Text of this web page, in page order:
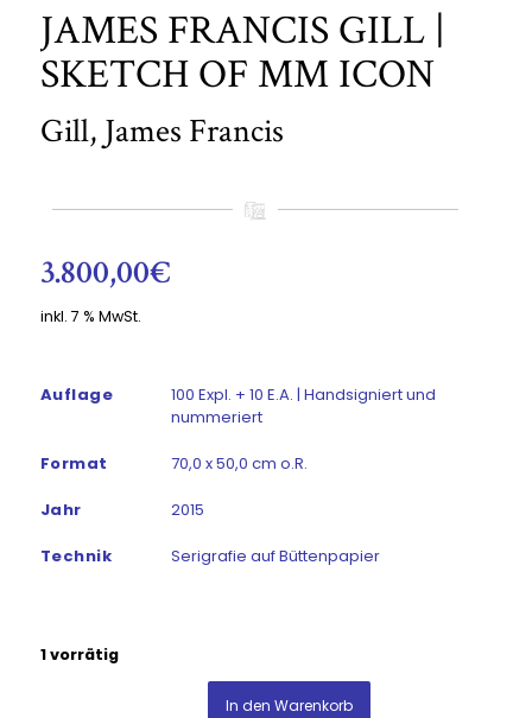
JAMES FRANCIS GILL |
SKETCH OF MM ICON
Gill, James Francis
3.800,00€
inkl. 7 % MwSt.
Auflage
100 Expl. + 10 E.A. | Handsigniert und
nummeriert
Format 70,0 x 50,0 cm o.R.
Jahr 2015
Technik Serigrafie auf Büttenpapier
1 vorrätig
In den Warenkorb